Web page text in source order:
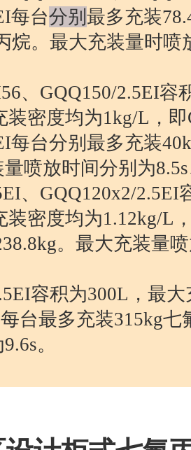
每台分别 最多充装
烷。最大充装量时喷
、GQQ150/2.5EI容
装密度均为1kg/L，
每台分别最多充装
喷放时间分别为
、GQQ120x2/2.5EI
装密度均为1.12kg/L
。最大充装量
容积为300L，最
台最多充装315kg七
。